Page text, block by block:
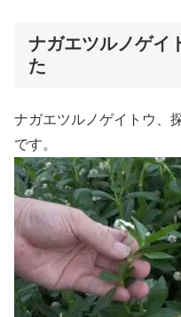
ナガエツルノゲイ
た
ナガエツルノゲイトウ、
です。